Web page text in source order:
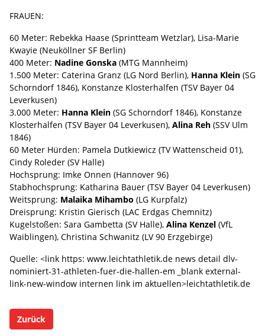
FRAUEN:
60 Meter: Rebekka Haase (Sprintteam Wetzlar), Lisa-Marie
Kwayie (Neuköllner SF Berlin)
400 Meter: Nadine Gonska (MTG Mannheim)
1.500 Meter: Caterina Granz (LG Nord Berlin), Hanna Klein (SG
Schorndorf 1846), Konstanze Klosterhalfen (TSV Bayer 04
Leverkusen)
3.000 Meter: Hanna Klein (SG Schorndorf 1846), Konstanze
Klosterhalfen (TSV Bayer 04 Leverkusen), Alina Reh (SSV Ulm
1846)
60 Meter Hürden: Pamela Dutkiewicz (TV Wattenscheid 01),
Cindy Roleder (SV Halle)
Hochsprung: Imke Onnen (Hannover 96)
Stabhochsprung: Katharina Bauer (TSV Bayer 04 Leverkusen)
Weitsprung: Malaika Mihambo (LG Kurpfalz)
Dreisprung: Kristin Gierisch (LAC Erdgas Chemnitz)
Kugelstoßen: Sara Gambetta (SV Halle), Alina Kenzel (VfL
Waiblingen), Christina Schwanitz (LV 90 Erzgebirge)
Quelle: <link https: www.leichtathletik.de news detail dlv-
nominiert-31-athleten-fuer-die-hallen-em _blank external-
link-new-window internen link im aktuellen>leichtathletik.de
Zurück